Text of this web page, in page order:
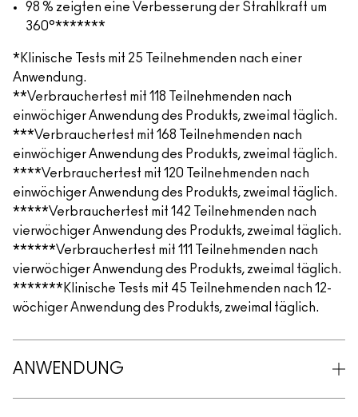
98 % zeigten eine Verbesserung der Strahlkraft um
360°*******
*Klinische Tests mit 25 Teilnehmenden nach einer
Anwendung.
**Verbrauchertest mit 118 Teilnehmenden nach
einwöchiger Anwendung des Produkts, zweimal täglich.
***Verbrauchertest mit 168 Teilnehmenden nach
einwöchiger Anwendung des Produkts, zweimal täglich.
****Verbrauchertest mit 120 Teilnehmenden nach
einwöchiger Anwendung des Produkts, zweimal täglich.
*****Verbrauchertest mit 142 Teilnehmenden nach
vierwöchiger Anwendung des Produkts, zweimal täglich.
******Verbrauchertest mit 111 Teilnehmenden nach
vierwöchiger Anwendung des Produkts, zweimal täglich.
*******Klinische Tests mit 45 Teilnehmenden nach 12-
wöchiger Anwendung des Produkts, zweimal täglich.
ANWENDUNG